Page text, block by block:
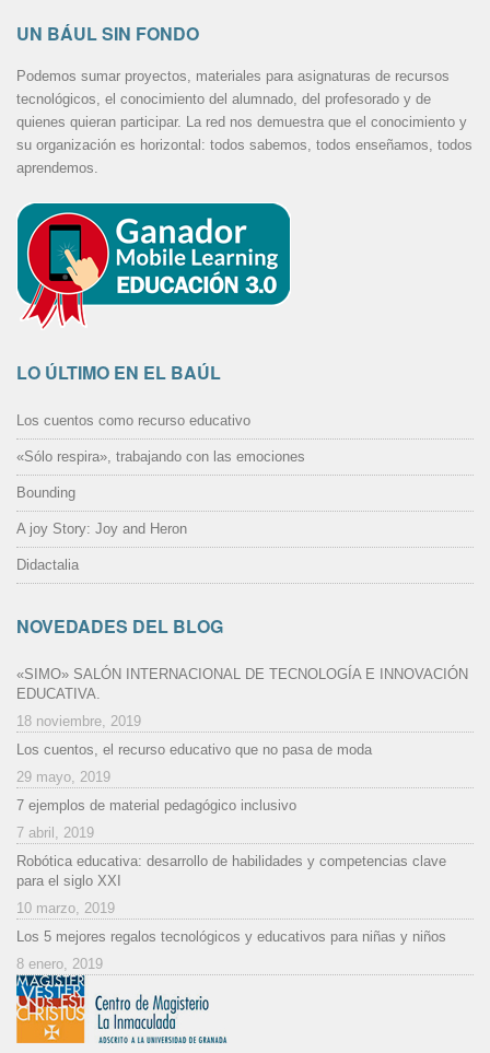
UN BÁUL SIN FONDO
Podemos sumar proyectos, materiales para asignaturas de recursos
tecnológicos, el conocimiento del alumnado, del profesorado y de
quienes quieran participar. La red nos demuestra que el conocimiento y
su organización es horizontal: todos sabemos, todos enseñamos, todos
aprendemos.
LO ÚLTIMO EN EL BAÚL
Los cuentos como recurso educativo
«Sólo respira», trabajando con las emociones
Bounding
A joy Story: Joy and Heron
Didactalia
NOVEDADES DEL BLOG
«SIMO» SALÓN INTERNACIONAL DE TECNOLOGÍA E INNOVACIÓN
EDUCATIVA.
18 noviembre, 2019
Los cuentos, el recurso educativo que no pasa de moda
29 mayo, 2019
7 ejemplos de material pedagógico inclusivo
7 abril, 2019
Robótica educativa: desarrollo de habilidades y competencias clave
para el siglo XXI
10 marzo, 2019
Los 5 mejores regalos tecnológicos y educativos para niñas y niños
8 enero, 2019